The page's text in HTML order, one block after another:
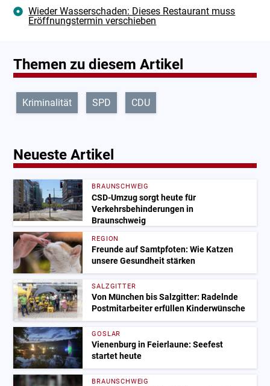
Wieder Wasserschaden: Dieses Restaurant muss
Eröffnungstermin verschieben
Themen zu diesem Artikel
Kriminalität SPD CDU
Neueste Artikel
BRAUNSCHWEIG
CSD-Umzug sorgt heute für
Verkehrsbehinderungen in
Braunschweig
REGION
Freunde auf Samtpfoten: Wie Katzen
unsere Gesundheit stärken
SALZGITTER
Von München bis Salzgitter: Radelnde
Postmitarbeiter erfüllen Kinderwünsche
GOSLAR
Vienenburg in Feierlaune: Seefest
startet heute
BRAUNSCHWEIG